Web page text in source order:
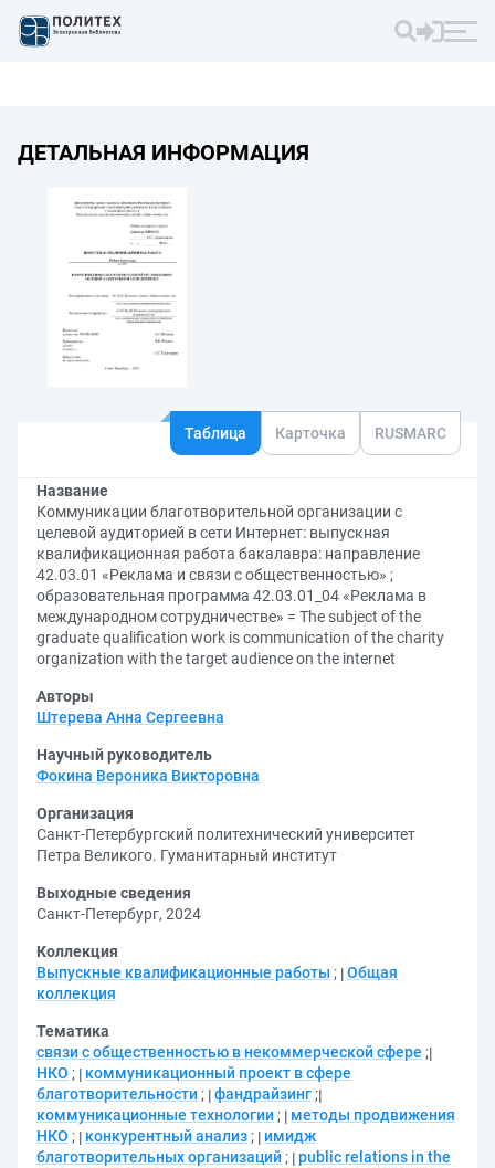
ДЕТАЛЬНАЯ ИНФОРМАЦИЯ
Таблица Карточка RUSMARC
Название
Коммуникации благотворительной организации с
целевой аудиторией в сети Интернет: выпускная
квалификационная работа бакалавра: направление
42.03.01 «Реклама и связи с общественностью» ;
образовательная программа 42.03.01_04 «Реклама в
международном сотрудничестве» = The subject of the
graduate qualification work is communication of the charity
organization with the target audience on the internet
Авторы
Штерева Анна Сергеевна
Научный руководитель
Фокина Вероника Викторовна
Организация
Санкт-Петербургский политехнический университет
Петра Великого. Гуманитарный институт
Выходные сведения
Санкт-Петербург, 2024
Коллекция
Выпускные квалификационные работы ; Общая
коллекция
Тематика
связи с общественностью в некоммерческой сфере ;
НКО ;
коммуникационный проект в сфере
благотворительности ; фандрайзинг ;
коммуникационные технологии ;
методы продвижения
НКО ; конкурентный анализ ;
имидж
благотворительных организаций ; public relations in the